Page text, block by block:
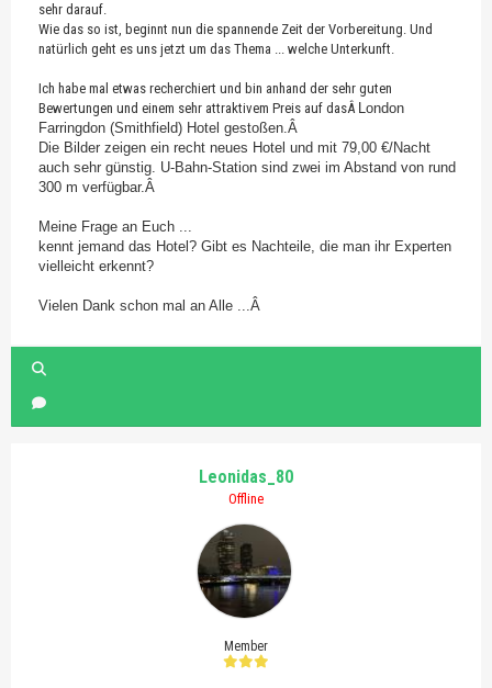
sehr darauf.
Wie das so ist, beginnt nun die spannende Zeit der Vorbereitung. Und
natürlich geht es uns jetzt um das Thema ... welche Unterkunft.
Ich habe mal etwas recherchiert und bin anhand der sehr guten
Bewertungen und einem sehr attraktivem Preis auf dasÂ London
Farringdon (Smithfield) Hotel gestoßen.Â
Die Bilder zeigen ein recht neues Hotel und mit 79,00 €/Nacht
auch sehr günstig. U-Bahn-Station sind zwei im Abstand von rund
300 m verfügbar.Â
Meine Frage an Euch ...
kennt jemand das Hotel? Gibt es Nachteile, die man ihr Experten
vielleicht erkennt?
Vielen Dank schon mal an Alle ...Â
Leonidas_80
Offline
Member